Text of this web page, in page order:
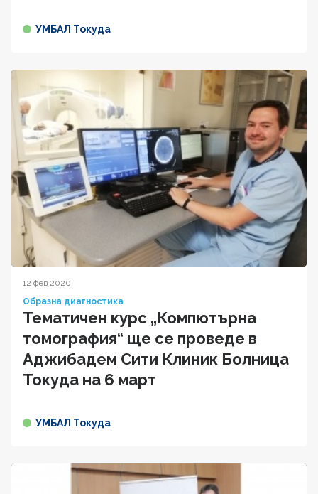
УМБАЛ Токуда
12 фев 2020
Образна диагностика
Тематичен курс „Компютърна
томография“ ще се проведе в
Аджибадем Сити Клиник Болница
Токуда на 6 март
УМБАЛ Токуда